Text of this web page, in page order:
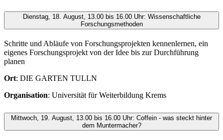
Dienstag, 18. August, 13.00 bis 16.00 Uhr: Wissenschaftliche
Forschungsmethoden
Schritte und Abläufe von Forschungsprojekten kennenlernen, ein
eigenes Forschungsprojekt von der Idee bis zur Durchführung
planen
Ort: DIE GARTEN TULLN
Organisation: Universität für Weiterbildung Krems
Mittwoch, 19. August, 13.00 bis 16.00 Uhr: Coffein - was steckt hinter
dem Muntermacher?